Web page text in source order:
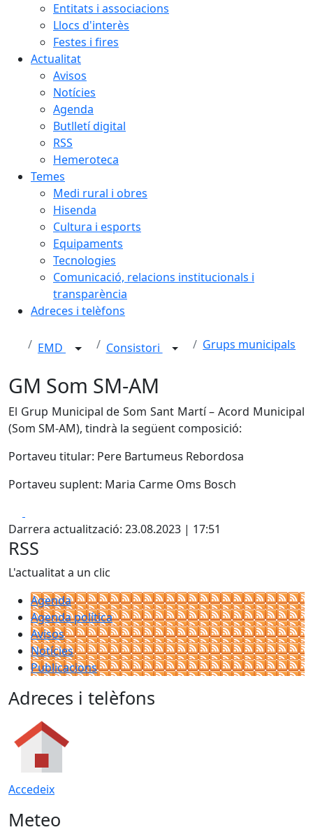
Entitats i associacions
Llocs d'interès
Festes i fires
Actualitat
Avisos
Notícies
Agenda
Butlletí digital
RSS
Hemeroteca
Temes
Medi rural i obres
Hisenda
Cultura i esports
Equipaments
Tecnologies
Comunicació, relacions institucionals i
transparència
Adreces i telèfons
EMD Consistori Grups municipals
GM Som SM-AM
El Grup Municipal de Som Sant Martí – Acord Municipal
(Som SM-AM), tindrà la següent composició:
Portaveu titular: Pere Bartumeus Rebordosa
Portaveu suplent: Maria Carme Oms Bosch
Darrera actualització: 23.08.2023 | 17:51
RSS
L'actualitat a un clic
Agenda
Agenda política
Avisos
Notícies
Publicacions
Adreces i telèfons
Accedeix
Meteo